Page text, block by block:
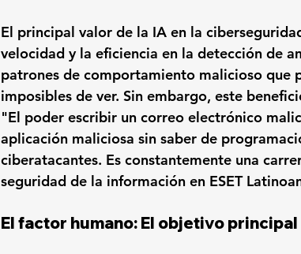
El principal valor de la IA en la
velocidad y la eficiencia en la detección de
patrones de comportamiento malicioso que
imposibles de ver. Sin embargo, este
"El poder escribir un correo electrónico
aplicación maliciosa sin saber de
ciberatacantes. Es constantemente una
seguridad de la información en ESET
El factor humano: El objetivo principal